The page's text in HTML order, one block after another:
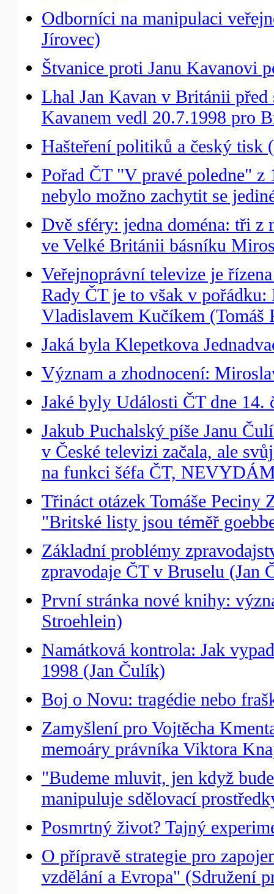
Odborníci na manipulaci
Jírovec)
Štvanice proti Janu Kavanovi
Lhal Jan Kavan v Británii před
Kavanem vedl 20.7.1998 pro
Hašteření politiků a český tisk
Pořad ČT "V pravé poledne" z
nebylo možno zachytit se
Dvě sféry: jedna doména: tři z
ve Velké Británii básníku
Veřejnoprávní televize je
Rady ČT je to však v pořádku:
Vladislavem Kučíkem (Tomáš
Jaká byla Klepetkova
Význam a zhodnocení:
Jaké byly Události ČT dne 14.
Jakub Puchalský píše Janu
v České televizi začala, ale
na funkci šéfa ČT,
Třináct otázek Tomáše Peciny
"Britské listy jsou téměř
Základní problémy
zpravodaje ČT v Bruselu (Jan
První stránka nové knihy:
Stroehlein)
Namátková kontrola: Jak
1998 (Jan Čulík)
Boj o Novu: tragédie nebo
Zamyšlení pro Vojtěcha
memoáry právníka Viktora
"Budeme mluvit, jen když
manipuluje sdělovací
Posmrtný život? Tajný
O přípravě strategie pro
vzdělání a Evropa" (Sdružení